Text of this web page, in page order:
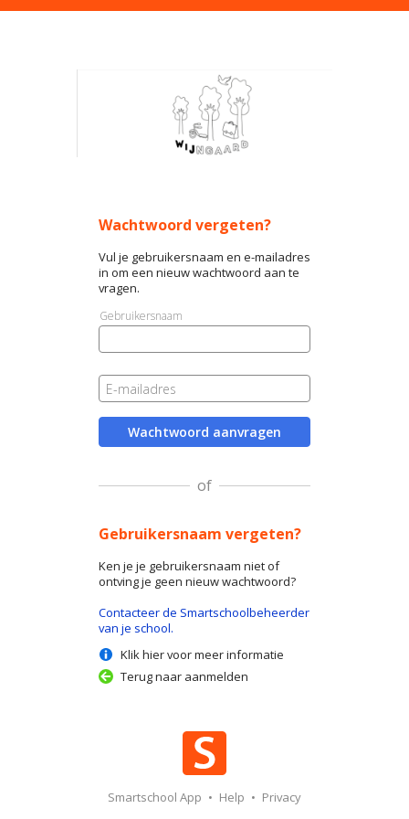
Wachtwoord vergeten?
Vul je gebruikersnaam en e-mailadres
in om een nieuw wachtwoord aan te
vragen.
Gebruikersnaam
E-mailadres
Wachtwoord aanvragen
of
Gebruikersnaam vergeten?
Ken je je gebruikersnaam niet of
ontving je geen nieuw wachtwoord?
Contacteer de Smartschoolbeheerder
van je school.
Klik hier voor meer informatie
Terug naar aanmelden
Smartschool App • Help • Privacy